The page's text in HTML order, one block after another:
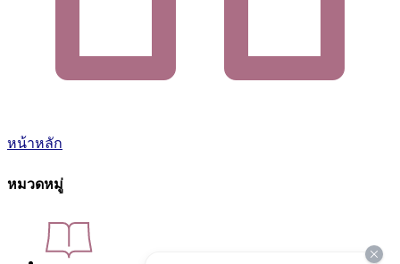
หน้าหลัก
หมวดหมู่